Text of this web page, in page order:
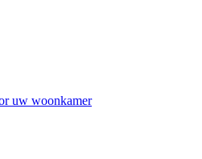
uw woonkamer